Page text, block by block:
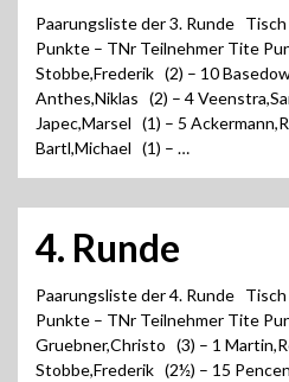
Paarungsliste der 3. Runde
Punkte – TNr Teilnehmer Tite
Stobbe,Frederik (2) – 10
Anthes,Niklas (2) – 4
Japec,Marsel (1) – 5
Bartl,Michael (1) – …
4. Runde
Paarungsliste der 4. Runde
Punkte – TNr Teilnehmer Tite
Gruebner,Christo (3) – 1
Stobbe,Frederik (2½) – 15